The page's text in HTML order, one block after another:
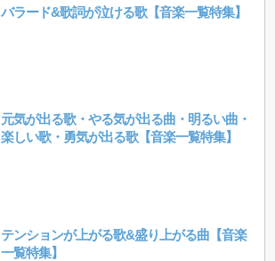
バラード&歌詞が泣ける歌【音楽一覧特集】
元気が出る歌・やる気が出る曲・明るい曲・
楽しい歌・勇気が出る歌【音楽一覧特集】
テンションが上がる歌&盛り上がる曲【音楽
一覧特集】